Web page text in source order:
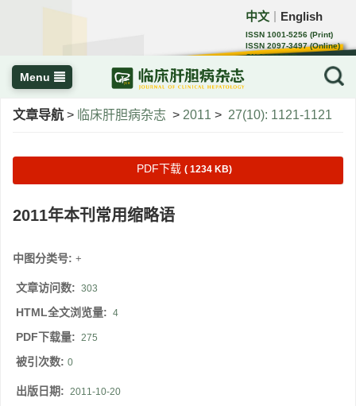
中文 English
ISSN 1001-5256 (Print)
ISSN 2097-3497 (Online)
CN 22-1108/R
Menu
文章导航 > 临床肝胆病杂志 > 2011 > 27(10): 1121-1121
PDF下载 ( 1234 KB)
2011年本刊常用缩略语
中图分类号: +
文章访问数: 303
HTML全文浏览量: 4
PDF下载量: 275
被引次数: 0
出版日期: 2011-10-20